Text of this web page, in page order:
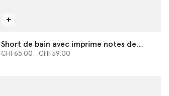
Short de bain avec imprime notes de
musique
Prix réduit à partir de
CHF65.00jusqu’à
CHF39.00